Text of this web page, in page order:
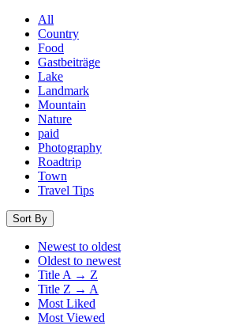
All
Country
Food
Gastbeiträge
Lake
Landmark
Mountain
Nature
paid
Photography
Roadtrip
Town
Travel Tips
Sort By
Newest to oldest
Oldest to newest
Title A → Z
Title Z → A
Most Liked
Most Viewed